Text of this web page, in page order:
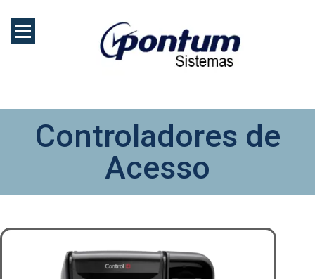
Controladores de
Acesso